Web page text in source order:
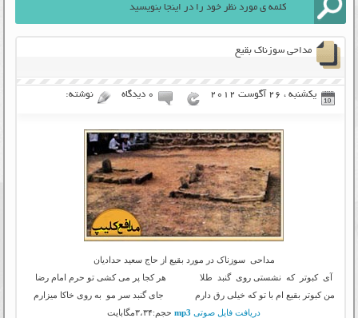
مداحی سوزناک بقیع
یکشنبه ، 26 آگوست 2012 ۰ دیدگاه نوشته:
مداحی سوزناک در مورد بقیع از حاج سعید حدادیان
آی کبوتر که نشستی روی گنبد طلا هر کجا پر می کشی تو حرم امام رضا
من کبوتر بقیع ام با تو که خیلی رق دارم جای گنبد سر مو به روی خاکا میزارم
دریافت فایل صوتیmp3
حجم:۳،۳۴مگابایت